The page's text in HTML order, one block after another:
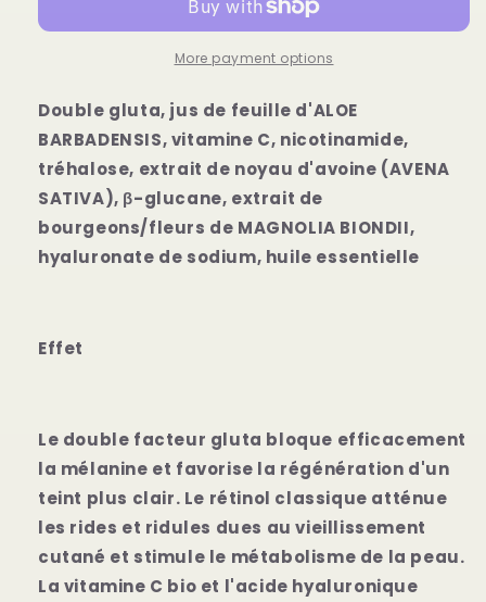
c,
vitamin
c,
24k
More payment options
Double gluta, jus de feuille d'ALOE
BARBADENSIS, vitamine C, nicotinamide,
tréhalose, extrait de noyau d'avoine (AVENA
SATIVA), β-glucane, extrait de
bourgeons/fleurs de MAGNOLIA BIONDII,
hyaluronate de sodium, huile essentielle
Effet
Le double facteur gluta bloque efficacement
la mélanine et favorise la régénération d'un
teint plus clair. Le rétinol classique atténue
les rides et ridules dues au vieillissement
cutané et stimule le métabolisme de la peau.
La vitamine C bio et l'acide hyaluronique